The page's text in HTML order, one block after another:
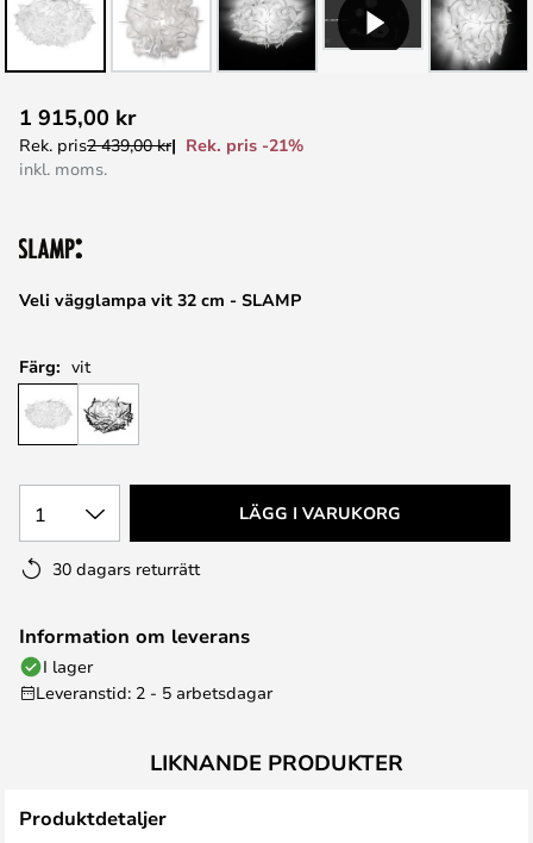
till
början
Veli vägglampa vit 32 cm - SLAMP
1 915,00 kr
Rek. pris2 439,00 kr
Rek. pris -21%
inkl. moms.
Färg: vit
1 LÄGG I VARUKORG
30 dagars returrätt
Information om leverans
I lager
Leveranstid: 2 - 5 arbetsdagar
LIKNANDE PRODUKTER
Produktdetaljer